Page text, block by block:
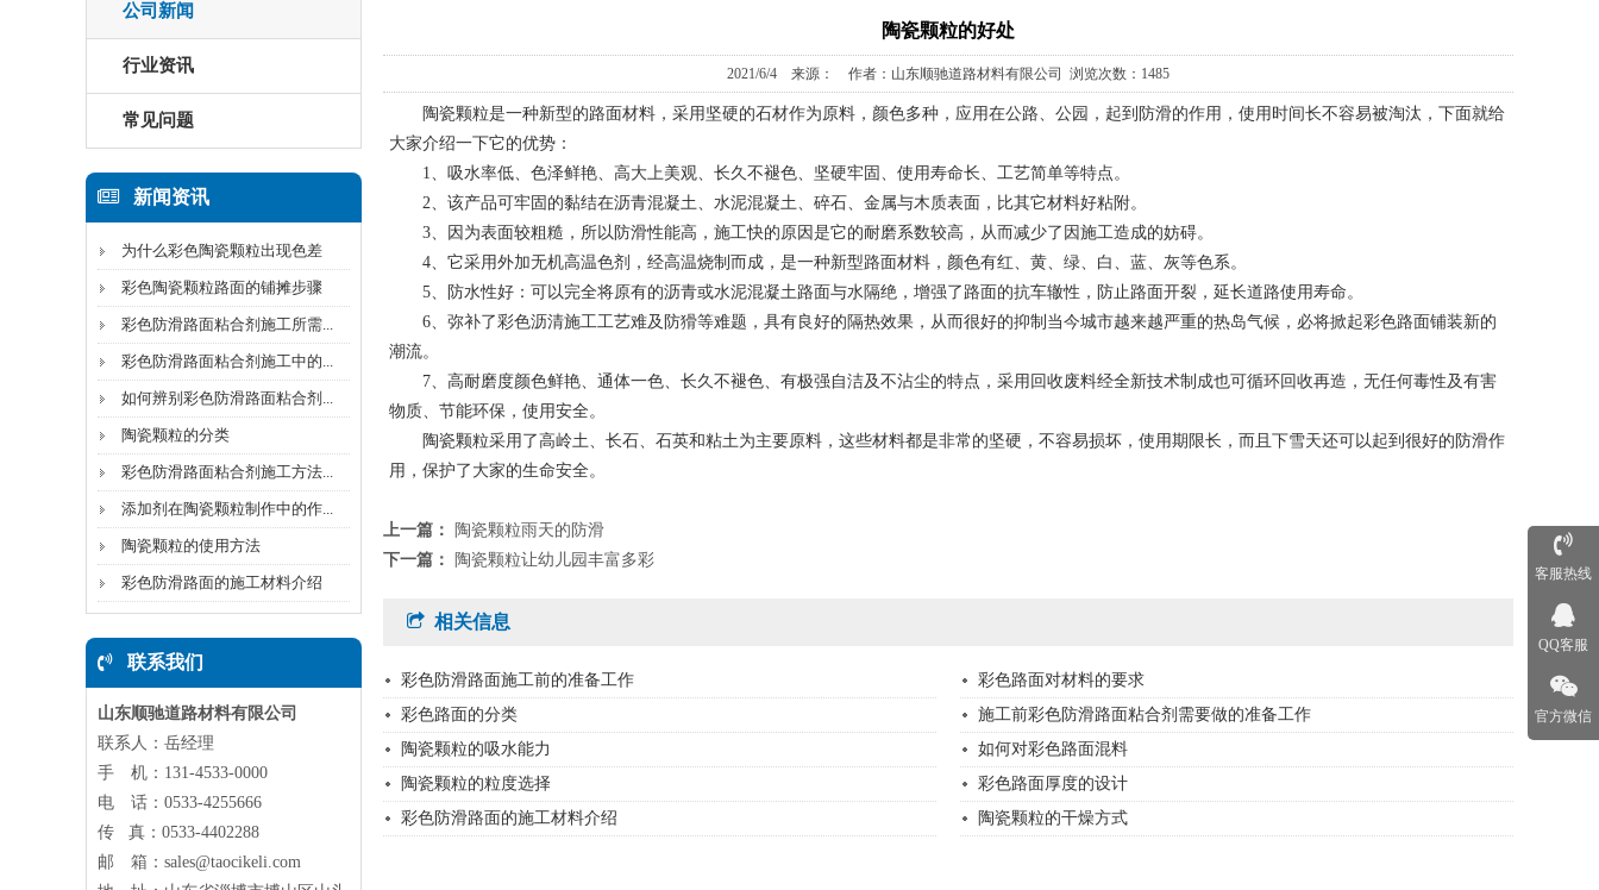
公司新闻
行业资讯
常见问题
新闻资讯
为什么彩色陶瓷颗粒出现色差
彩色陶瓷颗粒路面的铺摊步骤
彩色防滑路面粘合剂施工所需...
彩色防滑路面粘合剂施工中的...
如何辨别彩色防滑路面粘合剂...
陶瓷颗粒的分类
彩色防滑路面粘合剂施工方法...
添加剂在陶瓷颗粒制作中的作...
陶瓷颗粒的使用方法
彩色防滑路面的施工材料介绍
联系我们
山东顺驰道路材料有限公司
联系人：岳经理
手 机：131-4533-0000
电 话：0533-4255666
传 真：0533-4402288
邮 箱：sales@taocikeli.com
陶瓷颗粒的好处
2021/6/4 来源： 作者：山东顺驰道路材料有限公司 浏览次数：1485
陶瓷颗粒是一种新型的路面材料，采用坚硬的石材作为原料，颜色多种，应用在公路、公园，起到防滑的作用，使用时间长不容易被淘汰，下面就给
大家介绍一下它的优势：
1、吸水率低、色泽鲜艳、高大上美观、长久不褪色、坚硬牢固、使用寿命长、工艺简单等特点。
2、该产品可牢固的黏结在沥青混凝土、水泥混凝土、碎石、金属与木质表面，比其它材料好粘附。
3、因为表面较粗糙，所以防滑性能高，施工快的原因是它的耐磨系数较高，从而减少了因施工造成的妨碍。
4、它采用外加无机高温色剂，经高温烧制而成，是一种新型路面材料，颜色有红、黄、绿、白、蓝、灰等色系。
5、防水性好：可以完全将原有的沥青或水泥混凝土路面与水隔绝，增强了路面的抗车辙性，防止路面开裂，延长道路使用寿命。
6、弥补了彩色沥清施工工艺难及防猾等难题，具有良好的隔热效果，从而很好的抑制当今城市越来越严重的热岛气候，必将掀起彩色路面铺装新的
潮流。
7、高耐磨度颜色鲜艳、通体一色、长久不褪色、有极强自洁及不沾尘的特点，采用回收废料经全新技术制成也可循环回收再造，无任何毒性及有害
物质、节能环保，使用安全。
陶瓷颗粒采用了高岭土、长石、石英和粘土为主要原料，这些材料都是非常的坚硬，不容易损坏，使用期限长，而且下雪天还可以起到很好的防滑作
用，保护了大家的生命安全。
上一篇：
陶瓷颗粒雨天的防滑
下一篇：
陶瓷颗粒让幼儿园丰富多彩
相关信息
彩色防滑路面施工前的准备工作
彩色路面对材料的要求
彩色路面的分类
施工前彩色防滑路面粘合剂需要做的准备工作
陶瓷颗粒的吸水能力
如何对彩色路面混料
陶瓷颗粒的粒度选择
彩色路面厚度的设计
彩色防滑路面的施工材料介绍
陶瓷颗粒的干燥方式
客服热线
QQ客服
官方微信